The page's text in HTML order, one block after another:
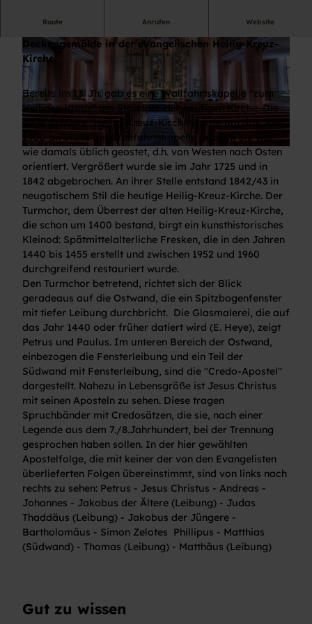
© CC-BY-NC-SA
©CC-BY-NC-SA
Route Anrufen Website
Deckengemälde in der evangelischen Heilig-Kreuz-
Kirche.
Bereits im 13. Jh. gab es eine Wallfahrtskapelle "zum
Heiligen Kreuz" am Standort der heutigen Kirche. Die
erste größere "Heilig-Kreuz-Kirche wurde um das Jahr
1400 an Stelle der Wallfahrtskapelle gebaut. Sie war
wie damals üblich geostet, d.h. von Westen nach Osten
orientiert. Vergrößert wurde sie im Jahr 1725 und in
1842 abgebrochen. An ihrer Stelle entstand 1842/43 in
neugotischem Stil die heutige Heilig-Kreuz-Kirche. Der
Turmchor, dem Überrest der alten Heilig-Kreuz-Kirche,
die schon um 1400 bestand, birgt ein kunsthistorisches
Kleinod: Spätmittelalterliche Fresken, die in den Jahren
1440 bis 1455 erstellt und zwischen 1952 und 1960
durchgreifend restauriert wurde.
Den Turmchor betretend, richtet sich der Blick
geradeaus auf die Ostwand, die ein Spitzbogenfenster
mit tiefer Leibung durchbricht. Die Glasmalerei, die auf
das Jahr 1440 oder früher datiert wird (E. Heye), zeigt
Petrus und Paulus. Im unteren Bereich der Ostwand,
einbezogen die Fensterleibung und ein Teil der
Südwand mit Fensterleibung, sind die "Credo-Apostel"
dargestellt. Nahezu in Lebensgröße ist Jesus Christus
mit seinen Aposteln zu sehen. Diese tragen
Spruchbänder mit Credosätzen, die sie, nach einer
Legende aus dem 7./8.Jahrhundert, bei der Trennung
gesprochen haben sollen. In der hier gewählten
Apostelfolge, die mit keiner der von den Evangelisten
überlieferten Folgen übereinstimmt, sind von links nach
rechts zu sehen: Petrus - Jesus Christus - Andreas -
Johannes - Jakobus der Ältere (Leibung) - Judas
Thaddäus (Leibung) - Jakobus der Jüngere -
Bartholomäus - Simon Zelotes Phillipus - Matthias
(Südwand) - Thomas (Leibung) - Matthäus (Leibung)
Gut zu wissen